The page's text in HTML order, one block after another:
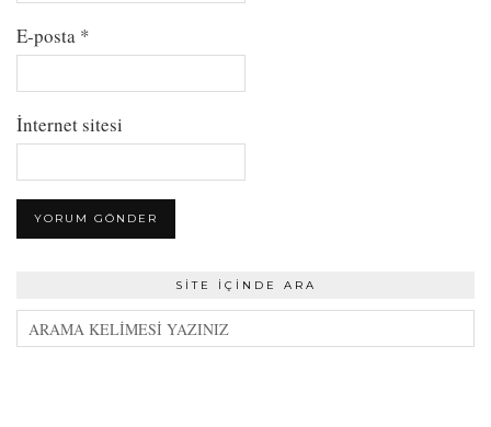
E-posta *
İnternet sitesi
SITE İÇINDE ARA